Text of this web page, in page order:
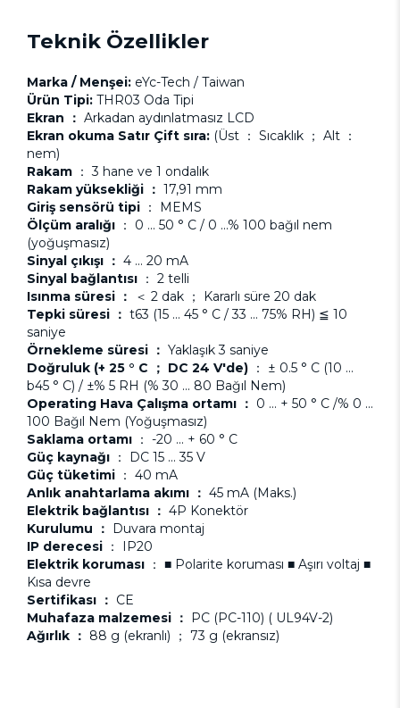
Teknik Özellikler
Marka / Menşei: eYc-Tech / Taiwan
Ürün Tipi: THR03 Oda Tipi
Ekran ： Arkadan aydınlatmasız LCD
Ekran okuma Satır Çift sıra: (Üst ： Sıcaklık ； Alt ：
nem)
Rakam ： 3 hane ve 1 ondalık
Rakam yüksekliği ： 17,91 mm
Giriş sensörü tipi ： MEMS
Ölçüm aralığı ： 0 ... 50 ° C / 0 ...% 100 bağıl nem
(yoğuşmasız)
Sinyal çıkışı ： 4 ... 20 mA
Sinyal bağlantısı ： 2 telli
Isınma süresi ：
＜ 2 dak ； Kararlı süre 20 dak
Tepki süresi ： t63 (15 ... 45 ° C / 33 ... 75% RH) ≦ 10
saniye
Örnekleme süresi ： Yaklaşık 3 saniye
Doğruluk (+ 25 ° C ； DC 24 V'de) ： ± 0.5 ° C (10 ...
b45 ° C) / ±% 5 RH (% 30 ... 80 Bağıl Nem)
Operating Hava Çalışma ortamı ： 0 ... + 50 ° C /% 0 ...
100 Bağıl Nem (Yoğuşmasız)
Saklama ortamı ： -20 ... + 60 ° C
Güç kaynağı ： DC 15 ... 35 V
Güç tüketimi ： 40 mA
Anlık anahtarlama akımı ： 45 mA (Maks.)
Elektrik bağlantısı ： 4P Konektör
Kurulumu ：
Duvara montaj
IP derecesi ： IP20
Elektrik koruması ： ■ Polarite koruması ■ Aşırı voltaj ■
Kısa devre
Sertifikası ： CE
Muhafaza malzemesi ：
PC (PC-110) ( UL94V-2)
Ağırlık ： 88 g (ekranlı) ； 73 g (ekransız)